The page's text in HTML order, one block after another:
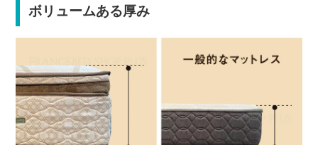
ボリュームある厚み